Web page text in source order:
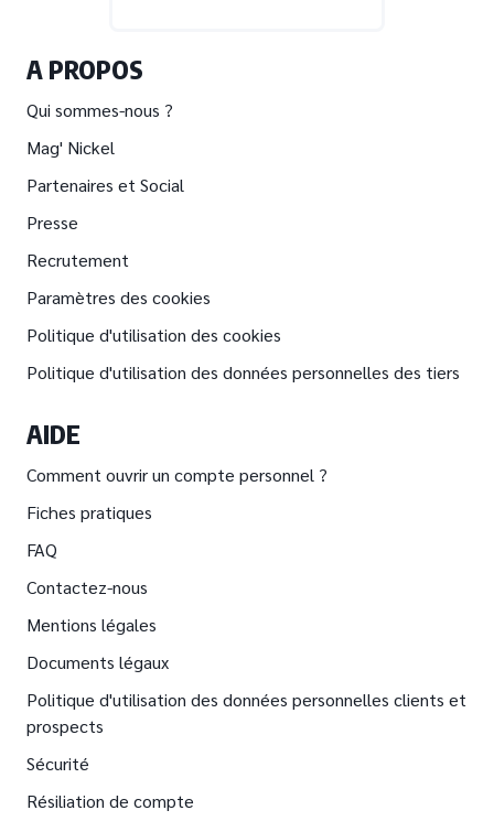
A PROPOS
Qui sommes-nous ?
Mag' Nickel
Partenaires et Social
Presse
Recrutement
Paramètres des cookies
Politique d'utilisation des cookies
Politique d'utilisation des données personnelles des tiers
AIDE
Comment ouvrir un compte personnel ?
Fiches pratiques
FAQ
Contactez-nous
Mentions légales
Documents légaux
Politique d'utilisation des données personnelles clients et
prospects
Sécurité
Résiliation de compte